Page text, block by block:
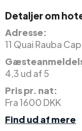
Detaljer om
Adresse:
11 Quai Rauba
4,3 ud af 5
Pris pr. nat:
Fra 1600 DKK
Find ud af mere